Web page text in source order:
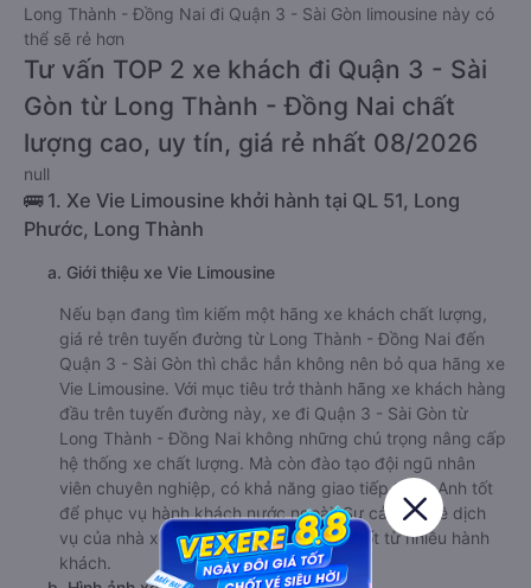
Long Thành - Đồng Nai đi Quận 3 - Sài Gòn limousine này có
thể sẽ rẻ hơn
Tư vấn TOP 2 xe khách đi Quận 3 - Sài
Gòn từ Long Thành - Đồng Nai chất
lượng cao, uy tín, giá rẻ nhất 08/2026
null
🚌 1. Xe Vie Limousine khởi hành tại QL 51, Long
Phước, Long Thành
a. Giới thiệu xe Vie Limousine
Nếu bạn đang tìm kiếm một hãng xe khách chất lượng,
giá rẻ trên tuyến đường từ Long Thành - Đồng Nai đến
Quận 3 - Sài Gòn thì chắc hẳn không nên bỏ qua hãng xe
Vie Limousine. Với mục tiêu trở thành hãng xe khách hàng
đầu trên tuyến đường này, xe đi Quận 3 - Sài Gòn từ
Long Thành - Đồng Nai không những chú trọng nâng cấp
hệ thống xe chất lượng. Mà còn đào tạo đội ngũ nhân
viên chuyên nghiệp, có khả năng giao tiếp tiếng Anh tốt
để phục vụ hành khách nước ngoài. Sự cải tiến về dịch
vụ của nhà xe nhận được phản hồi rất tốt từ nhiều hành
khách.